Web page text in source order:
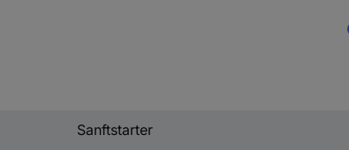
Sanftstarter